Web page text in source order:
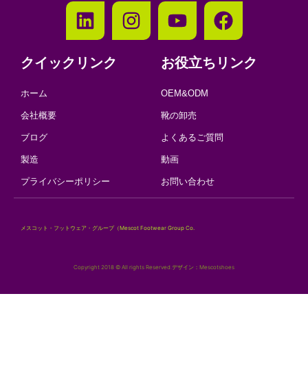
クイックリンク
ホーム
会社概要
ブログ
製造
プライバシーポリシー
お役立ちリンク
OEM&ODM
靴の卸売
よくあるご質問
動画
お問い合わせ
メスコット・フットウェア・グループ（Mescot Footwear Group Co.
Copyright 2018 © All rights Reserved.デザイン：Mescotshoes